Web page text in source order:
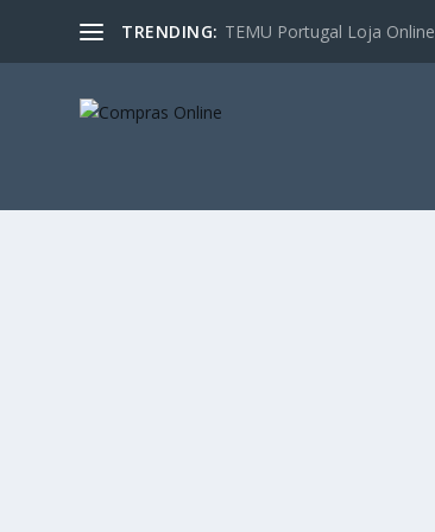
TRENDING: TEMU Portugal Loja Online